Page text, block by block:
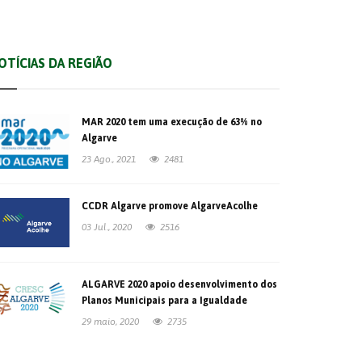
DA REGIÃO
MAR 2020 tem uma execução de 63% no
Algarve
23 Ago., 2021
2481
CCDR Algarve promove AlgarveAcolhe
03 Jul., 2020
2516
ALGARVE 2020 apoio desenvolvimento dos
Planos Municipais para a Igualdade
29 maio, 2020
2735